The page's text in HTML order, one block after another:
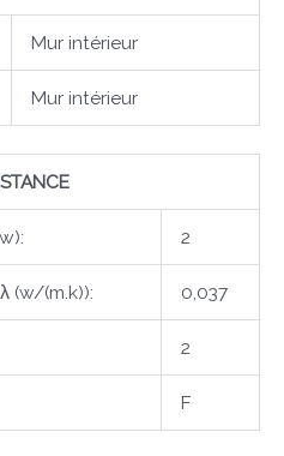
Mur intérieur
Mur intérieur
2
(w/(m.k)): 0,037
2
F